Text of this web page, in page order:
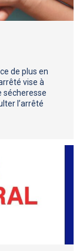
de plus en
vise à
sécheresse
l’arrêté